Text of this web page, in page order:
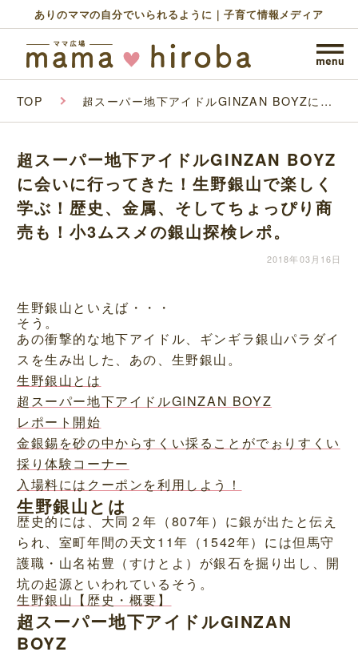
ありのママの自分でいられるように｜子育て情報メディア
TOP 超スーパー地下アイドルGINZAN BOYZに会
史、金属、そしてちょっぴり商売も！小3ムス
超スーパー地下アイドルGINZAN BOYZ
に会いに行ってきた！生野銀山で楽しく
学ぶ！歴史、金属、そしてちょっぴり商
売も！小3ムスメの銀山探検レポ。
2018年03月16日
生野銀山といえば・・・
そう。
あの衝撃的な地下アイドル、ギンギラ銀山パラダイ
スを生み出した、あの、生野銀山。
生野銀山とは
超スーパー地下アイドルGINZAN BOYZ
レポート開始
金銀錫を砂の中からすくい採ることがでぉりすくい
採り体験コーナー
入場料にはクーポンを利用しよう！
生野銀山とは
歴史的には、大同２年（807年）に銀が出たと伝え
られ、室町年間の天文11年（1542年）には但馬守
護職・山名祐豊（すけとよ）が銀石を掘り出し、開
坑の起源といわれているそう。
生野銀山【歴史・概要】
超スーパー地下アイドルGINZAN
BOYZ